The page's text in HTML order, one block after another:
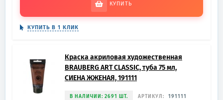
КУПИТЬ
КУПИТЬ В 1 КЛИК
Краска акриловая художественная
BRAUBERG ART CLASSIC, туба 75 мл,
СИЕНА ЖЖЕНАЯ, 191111
В НАЛИЧИИ: 2691 ШТ. АРТИКУЛ: 191111